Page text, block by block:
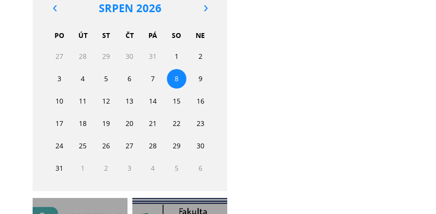
SRPEN 2026
PO ÚT ST ČT PÁ SO NE
27 28 29 30 31 1 2
3 4 5 6 7 8 9
10 11 12 13 14 15 16
17 18 19 20 21 22 23
24 25 26 27 28 29 30
31 1 2 3 4 5 6